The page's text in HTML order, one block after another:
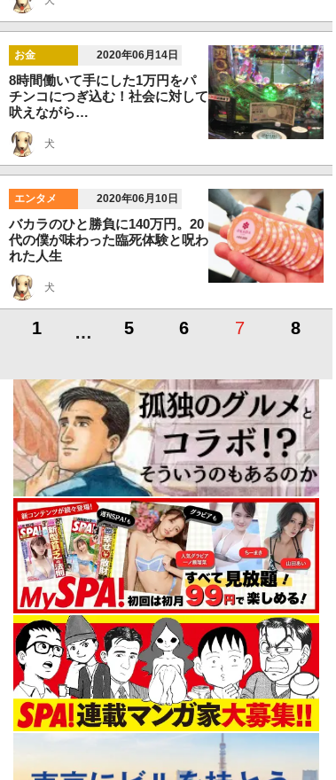
お金 2020年06月14日
8時間働いて手にした1万円をパ
チンコにつぎ込む！社会に対して
吠えながら…
犬
エンタメ 2020年06月10日
バカラのひと勝負に140万円。20
代の僕が味わった臨死体験と呪わ
れた人生
犬
1 … 5 6 7 8